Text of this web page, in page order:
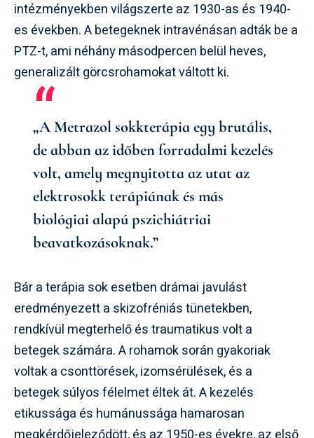
intézményekben világszerte az 1930-as és 1940-
es években. A betegeknek intravénásan adták be a
PTZ-t, ami néhány másodpercen belül heves,
generalizált görcsrohamokat váltott ki.
„A Metrazol sokkterápia egy brutális,
de abban az időben forradalmi kezelés
volt, amely megnyitotta az utat az
elektrosokk terápiának és más
biológiai alapú pszichiátriai
beavatkozásoknak.”
Bár a terápia sok esetben drámai javulást
eredményezett a skizofréniás tünetekben,
rendkívül megterhelő és traumatikus volt a
betegek számára. A rohamok során gyakoriak
voltak a csonttörések, izomsérülések, és a
betegek súlyos félelmet éltek át. A kezelés
etikussága és humánussága hamarosan